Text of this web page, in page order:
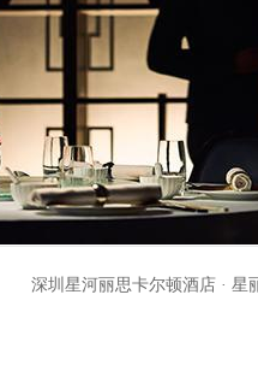
深圳星河丽思卡尔顿酒店 · 星